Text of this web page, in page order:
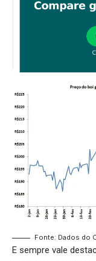
Fonte: Dados do
E sempre vale